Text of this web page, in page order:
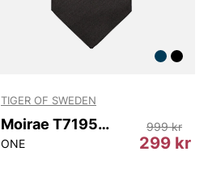
TIGER OF SWEDEN
Moirae T71959 050
ONE 299 kr
999 kr